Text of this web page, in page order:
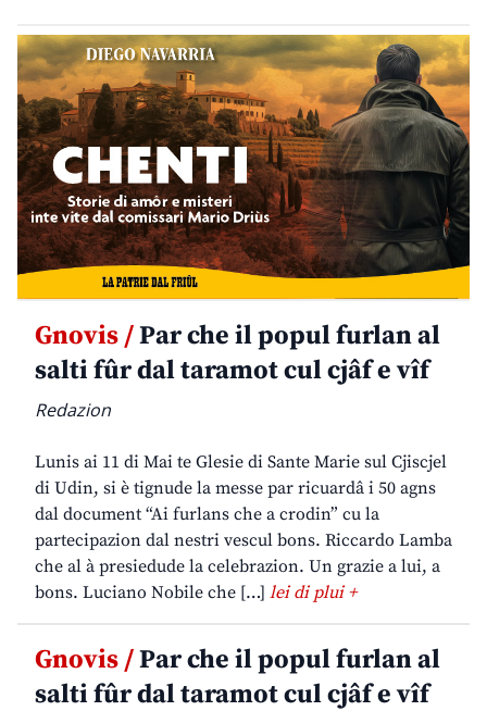
Gnovis /Par che il popul furlan al
salti fûr dal taramot cul cjâf e vîf
Redazion
Lunis ai 11 di Mai te Glesie di Sante Marie sul Cjiscjel
di Udin, si è tignude la messe par ricuardâ i 50 agns
dal document “Ai furlans che a crodin” cu la
partecipazion dal nestri vescul bons. Riccardo Lamba
che al à presiedude la celebrazion. Un grazie a lui, a
bons. Luciano Nobile che […] lei di plui +
Gnovis /Par che il popul furlan al
salti fûr dal taramot cul cjâf e vîf